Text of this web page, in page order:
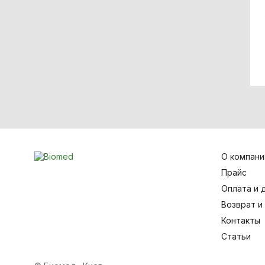
О
Прайс
Оплата и
Возврат
Контакты
Статьи